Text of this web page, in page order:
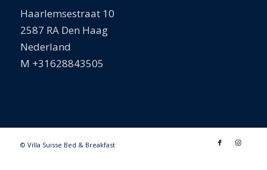
Haarlemsestraat 10
2587 RA Den Haag
Nederland
M +31628843505
© Villa Suisse Bed & Breakfast